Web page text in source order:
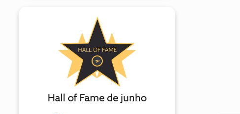
Hall of Fame de junho